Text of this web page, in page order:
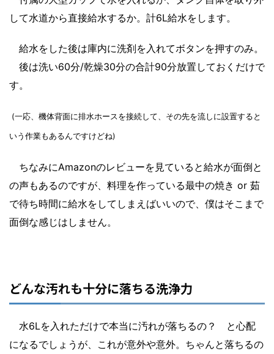
して水道から直接給水するか。計6L給水をします。
給水をした後は庫内に洗剤を入れてボタンを押すのみ。
後は洗い60分/乾燥30分の合計90分放置しておくだけで
す。
(一応、機体背面に排水ホースを接続して、その先を流しに設置すると
いう作業もあるんですけどね)
ちなみにAmazonのレビューを見ていると給水が面倒と
の声もあるのですが、料理を作っている最中の焼き or 茹
で待ち時間に給水をしてしまえばいいので、僕はそこまで
面倒な感じはしません。
どんな汚れも十分に落ちる洗浄力
水6Lを入れただけで本当に汚れが落ちるの？ と心配
になるでしょうが、これが意外や意外。ちゃんと落ちるの